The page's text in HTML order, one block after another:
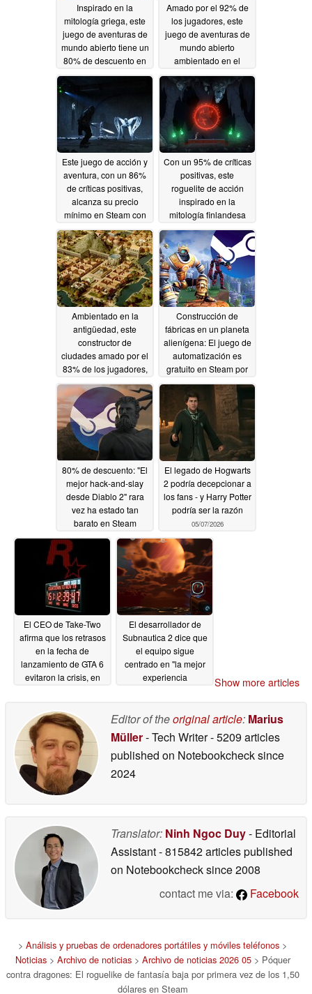
Inspirado en la
mitología griega, este
juego de aventuras de
mundo abierto tiene un
80% de descuento en
Steam05/15/2026
Amado por el 92% de
los jugadores, este
juego de aventuras de
mundo abierto
ambientado en el
Salvaje Oeste tiene un
75% de descuento en
Steam05/14/2026
Este juego de acción y
aventura, con un 86%
de críticas positivas,
alcanza su precio
mínimo en Steam con
un 60% de descuento
05/13/2026
Con un 95% de críticas
positivas, este
roguelite de acción
inspirado en la
mitología finlandesa
tiene un 60% de
descuento en Steam
05/10/2026
Ambientado en la
antigüedad, este
constructor de
ciudades amado por el
83% de los jugadores,
tiene un 50% de
descuento en Steam
05/09/2026
Construcción de
fábricas en un planeta
alienígena: El juego de
automatización es
gratuito en Steam por
tiempo limitado
05/08/2026
80% de descuento: "El
mejor hack-and-slay
desde Diablo 2" rara
vez ha estado tan
barato en Steam
05/08/2026
El legado de Hogwarts
2 podría decepcionar a
los fans - y Harry Potter
podría ser la razón
05/07/2026
El CEO de Take-Two
afirma que los retrasos
en la fecha de
lanzamiento de GTA 6
evitaron la crisis, en
El desarrollador de
Subnautica 2 dice que
el equipo sigue
centrado en "la mejor
experiencia
Show more articles
Editor of theoriginal article: Marius
Müller- Tech Writer- 5209 articles
published on Notebookchecksince
2024
Translator: Ninh Ngoc Duy- Editorial
Assistant- 815842 articles published
on Notebookchecksince 2008
contact me via:
Facebook
> Análisis y pruebas de ordenadores portátiles y móviles teléfonos >
Noticias> Archivo de noticias> Archivo de noticias 2026 05> Póquer
contra dragones: El roguelike de fantasía baja por primera vez de los 1,50
dólares en Steam